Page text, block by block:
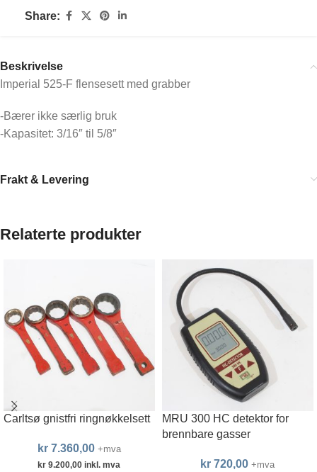
Share:
Beskrivelse
Imperial 525-F flensesett med grabber
-Bærer ikke særlig bruk
-Kapasitet: 3/16″ til 5/8″
Frakt & Levering
Relaterte produkter
Carltsø gnistfri ringnøkkelsett
kr 7.360,00 +mva
kr 9.200,00 inkl. mva
MRU 300 HC detektor for
brennbare gasser
kr720,00 +mva